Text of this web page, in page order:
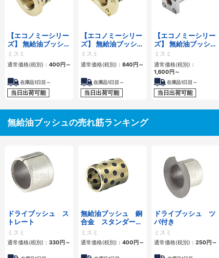
【エコノミーシリー
ズ】 無給油ブッシュ
銅合金ツバ付タイプ
内径E7外径r6
ミスミ
通常価格(税別)： 400 円 ～
在庫品1日目～
当日出荷可能
【エコノミーシリー
ズ】 無給油ブッシュ
銅合金標準フランジ
タイプ 内径F7外径
h7
ミスミ
通常価格(税別)： 840 円 ～
在庫品1日目～
当日出荷可能
【エコノミーシリー
ズ】 無給油ブッシ
ュ 青銅合金 角フ
ランジ型ハウジング
ユニット
ミスミ
通常価格(税別)：
1,600 円 ～
在庫品1日目～
当日出荷可能
無給油ブッシュの売れ筋ランキング
ドライブッシュ ス
トレート
ミスミ
通常価格(税別)： 330 円 ～
無給油ブッシュ 銅
合金 スタンダード
内径Ｆ７外径ｍ６タ
イプ
ミスミ
通常価格(税別)： 400 円 ～
ドライブッシュ ツ
バ付き
ミスミ
通常価格(税別)： 250 円 ～